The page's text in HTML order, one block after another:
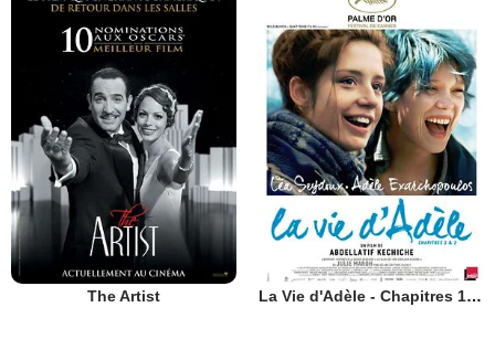
The Artist La Vie d'Adèle - Chapitres 1 et 2